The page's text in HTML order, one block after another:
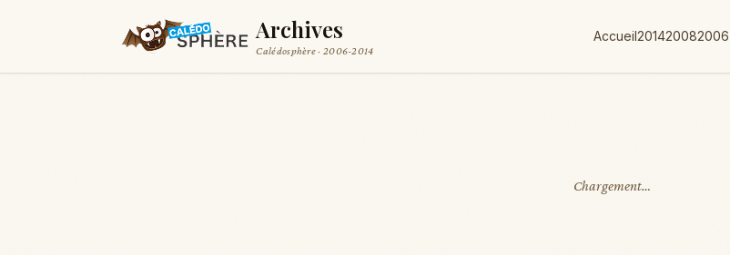
Archives
Calédosphère · 2006-2014
Accueil201420082006
Chargement…